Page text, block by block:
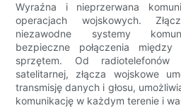
Wyraźna i nieprzerwana
operacjach wojskowych.
niezawodne systemy
bezpieczne połączenia
sprzętem. Od radiotelefonów
satelitarnej, złącza wojskowe
transmisję danych i głosu,
komunikację w każdym terenie i